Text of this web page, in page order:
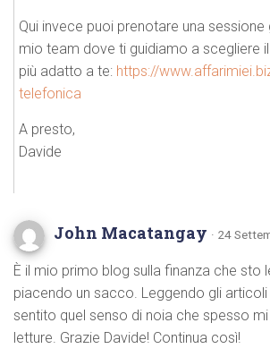
Qui invece puoi prenotare una sessione
mio team dove ti guidiamo a scegliere
più adatto a te: https://
telefonica
A presto,
Davide
John Macatangay · 24
È il mio primo blog sulla finanza che sto
piacendo un sacco. Leggendo gli
sentito quel senso di noia che spesso
letture. Grazie Davide! Continua così!